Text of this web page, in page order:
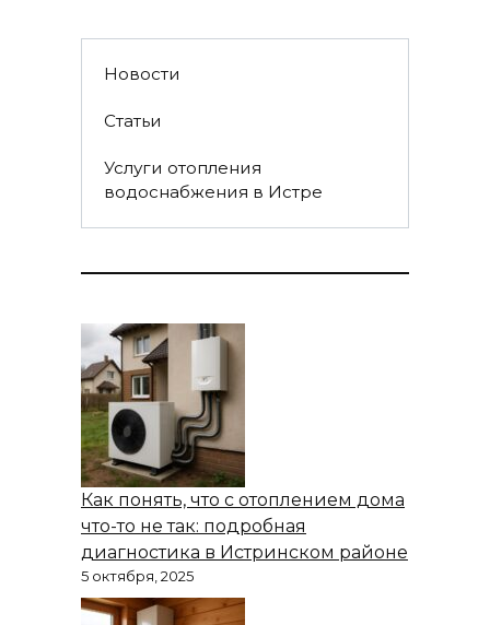
Новости
Статьи
Услуги отопления
водоснабжения в Истре
Как понять, что с отоплением дома
что-то не так: подробная
диагностика в Истринском районе
5 октября, 2025